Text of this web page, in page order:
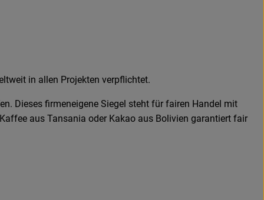
in allen Projekten verpflichtet.
Dieses firmeneigene Siegel steht für fairen Handel mit
aus Tansania oder Kakao aus Bolivien garantiert fair